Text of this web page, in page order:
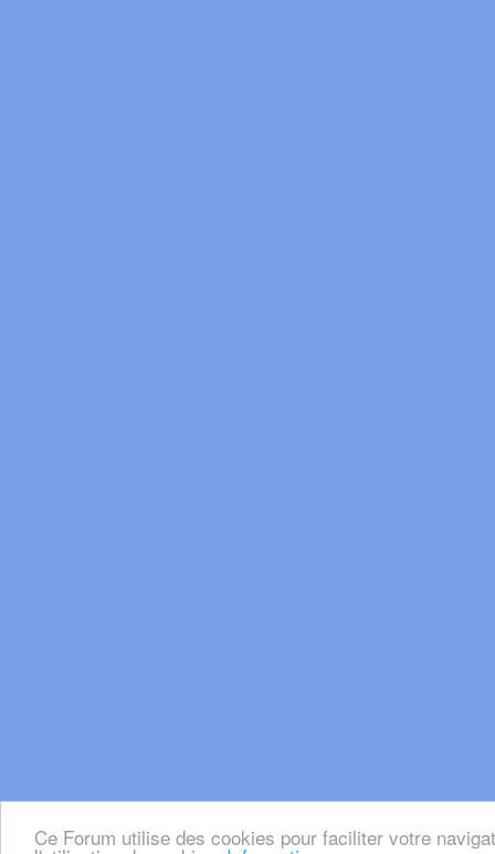
Ce Forum utilise des cookies pour faciliter votre